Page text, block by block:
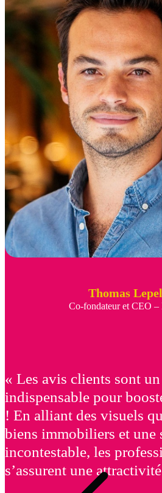
Thomas
Co-fondateur et CEO
« Les avis clients sont
indispensable pour
! En alliant des visuels
biens immobiliers et une
incontestable, les
s’assurent une